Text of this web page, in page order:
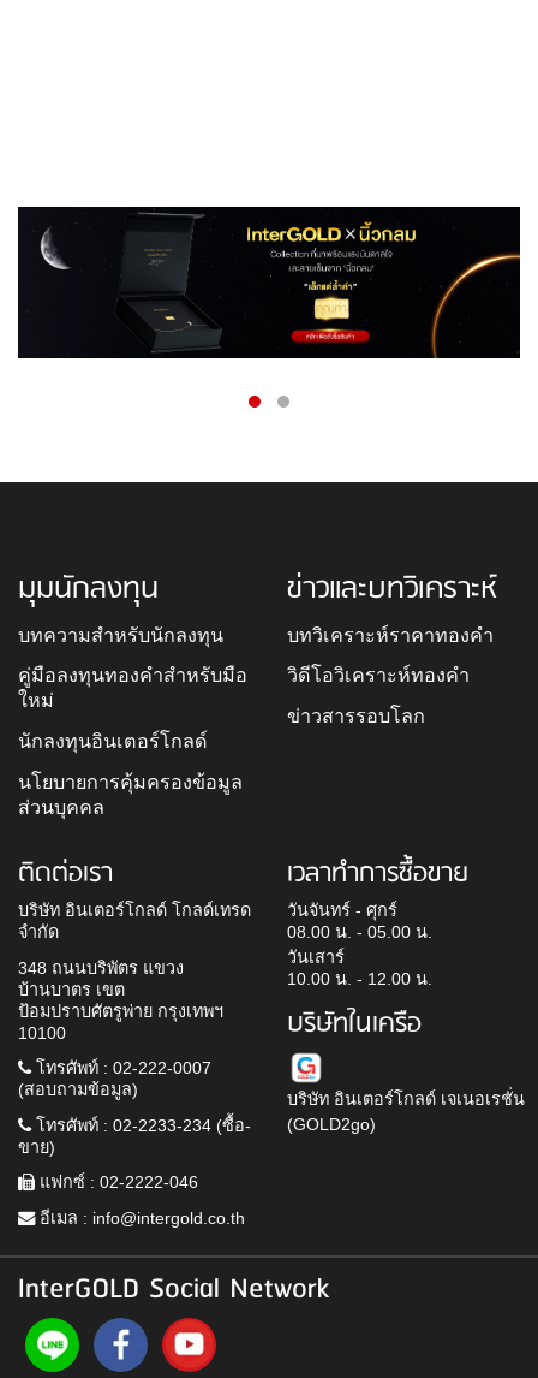
มุมนักลงทุน
บทความสำหรับนักลงทุน
คู่มือลงทุนทองคำสำหรับมือ
ใหม่
นักลงทุนอินเตอร์โกลด์
นโยบายการคุ้มครองข้อมูล
ส่วนบุคคล
ข่าวและบทวิเคราะห์
บทวิเคราะห์ราคาทองคำ
วิดีโอวิเคราะห์ทองคำ
ข่าวสารรอบโลก
ติดต่อเรา
บริษัท อินเตอร์โกลด์ โกลด์เทรด
จำกัด
348 ถนนบริพัตร แขวง
บ้านบาตร เขต
ป้อมปราบศัตรูพ่าย กรุงเทพฯ
10100
โทรศัพท์ : 02-222-0007
(สอบถามข้อมูล)
โทรศัพท์ : 02-2233-234 (ซื้อ-
ขาย)
แฟกซ์ : 02-2222-046
อีเมล : info@intergold.co.th
เวลาทำการซื้อขาย
วันจันทร์ - ศุกร์
08.00 น. - 05.00 น.
วันเสาร์
10.00 น. - 12.00 น.
บริษัทในเครือ
บริษัท อินเตอร์โกลด์ เจเนอเรชั่น
(GOLD2go)
InterGOLD Social Network